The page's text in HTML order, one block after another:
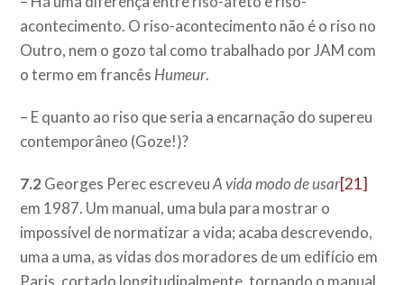
acontecimento. O riso-acontecimento não é o riso no
Outro, nem o gozo tal como trabalhado por JAM com
o termo em francês Humeur.
– E quanto ao riso que seria a encarnação do supereu
contemporâneo (Goze!)?
7.2Georges Perec escreveuA vida modo de usar[21]
em 1987. Um manual, uma bula para mostrar o
impossível de normatizar a vida; acaba descrevendo,
uma a uma, as vidas dos moradores de um edifício em